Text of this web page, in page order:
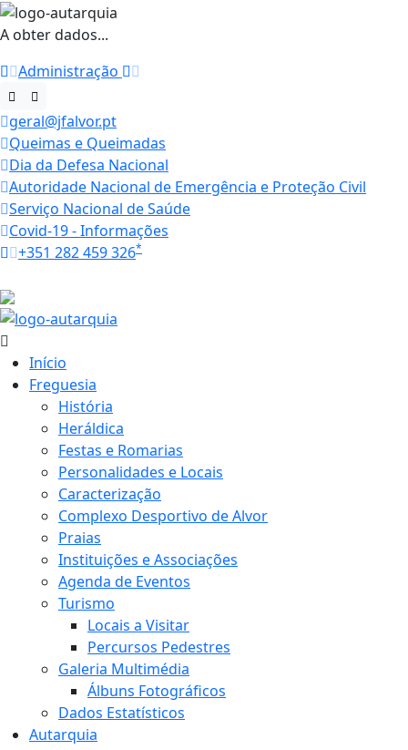
A obter dados...
Administração
geral@jfalvor.pt
Queimas e Queimadas
Dia da Defesa Nacional
Autoridade Nacional de Emergência e Proteção Civil
Serviço Nacional de Saúde
Covid-19 - Informações
+351 282 459 326*
Início
Freguesia
História
Heráldica
Festas e Romarias
Personalidades e Locais
Caracterização
Complexo Desportivo de Alvor
Praias
Instituições e Associações
Agenda de Eventos
Turismo
Locais a Visitar
Percursos Pedestres
Galeria Multimédia
Álbuns Fotográficos
Dados Estatísticos
Autarquia